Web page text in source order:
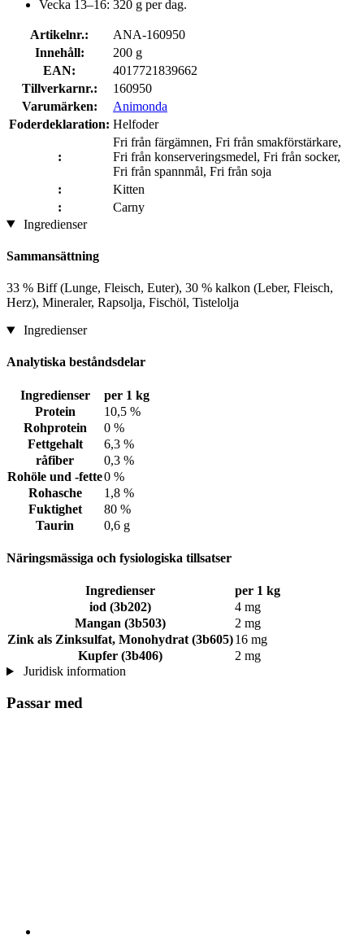
Vecka 13–16: 320 g per dag.
Artikelnr.:
ANA-160950
Innehåll:
200 g
EAN:
4017721839662
Tillverkarnr.:
160950
Varumärken:
Animonda
Foderdeklaration: Helfoder
:
Fri från färgämnen, Fri från smakförstärkare,
Fri från konserveringsmedel, Fri från socker,
Fri från spannmål, Fri från soja
:
Kitten
:
Carny
Ingredienser
Sammansättning
33 % Biff (Lunge, Fleisch, Euter), 30 % kalkon (Leber, Fleisch,
Herz), Mineraler, Rapsolja, Fischöl, Tistelolja
Ingredienser
Analytiska beståndsdelar
Ingredienser
per 1 kg
Protein
10,5 %
Rohprotein
0 %
Fettgehalt
6,3 %
råfiber
0,3 %
Rohöle und -fette0 %
Rohasche
1,8 %
Fuktighet
80 %
Taurin
0,6 g
Näringsmässiga och fysiologiska tillsatser
Ingredienser
per 1 kg
iod (3b202)
4 mg
Mangan (3b503)
2 mg
Zink als Zinksulfat, Monohydrat (3b605)16 mg
Kupfer (3b406)
2 mg
Juridisk information
Passar med